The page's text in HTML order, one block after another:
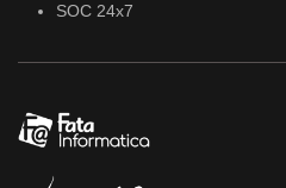
SOC 24x7